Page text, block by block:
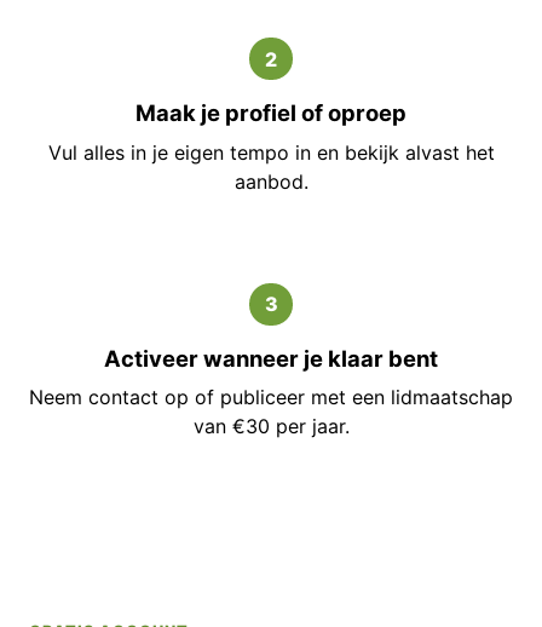
2
Maak je profiel of oproep
Vul alles in je eigen tempo in en bekijk alvast het
aanbod.
3
Activeer wanneer je klaar bent
Neem contact op of publiceer met een lidmaatschap
van €30 per jaar.